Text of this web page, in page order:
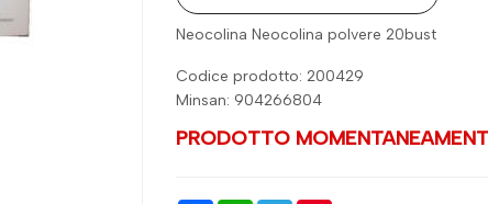
Neocolina Neocolina polvere 20bust
Codice prodotto: 200429
Minsan: 904266804
PRODOTTO